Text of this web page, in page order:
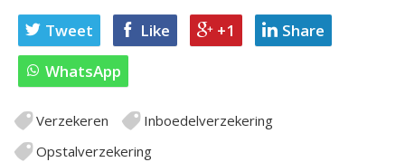
Tweet Like +1
Share
WhatsApp
Verzekeren
Inboedelverzekering
Opstalverzekering